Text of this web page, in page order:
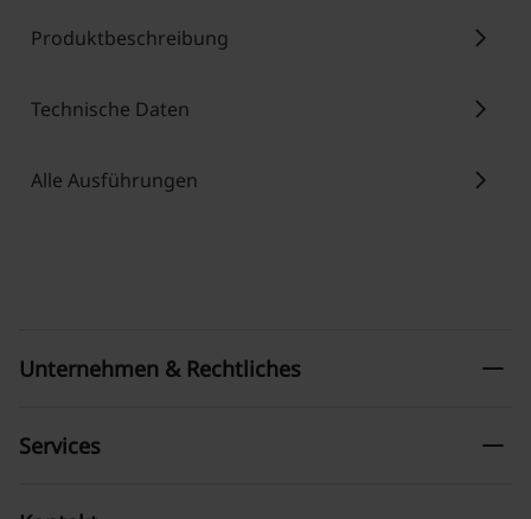
Produktbeschreibung chevron_right
Technische Daten chevron_right
Alle Ausführungen chevron_right
Unternehmen & Rechtliches remove
Services remove